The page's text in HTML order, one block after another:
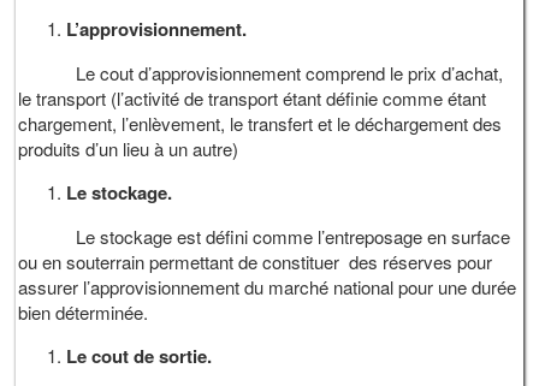
L’approvisionnement.
Le cout d’approvisionnement comprend le prix d’achat,
le transport (l’activité de transport étant définie comme étant
chargement, l’enlèvement, le transfert et le déchargement des
produits d’un lieu à un autre)
Le stockage.
Le stockage est défini comme l’entreposage en surface
ou en souterrain permettant de constituer des réserves pour
assurer l’approvisionnement du marché national pour une durée
bien déterminée.
Le cout de sortie.